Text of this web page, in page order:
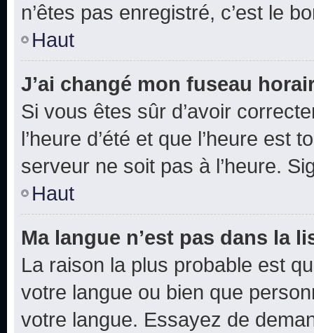
n’êtes pas enregistré, c’est le
Haut
J’ai changé mon fuseau
Si vous êtes sûr d’avoir
l’heure d’été et que l’heure est
serveur ne soit pas à l’heure.
Haut
Ma langue n’est pas dans la
La raison la plus probable est
votre langue ou bien que
votre langue. Essayez de